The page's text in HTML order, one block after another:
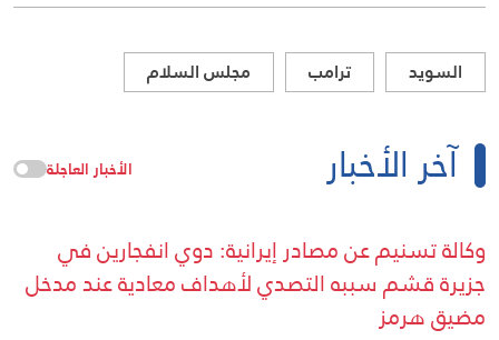
السويد ترامب مجلس السلام
آخر الأخبار الأخبار العاجلة
وكالة تسنيم عن مصادر إيرانية: دوي انفجارين في
جزيرة قشم سببه التصدي لأهداف معادية عند مدخل
مضيق هرمز